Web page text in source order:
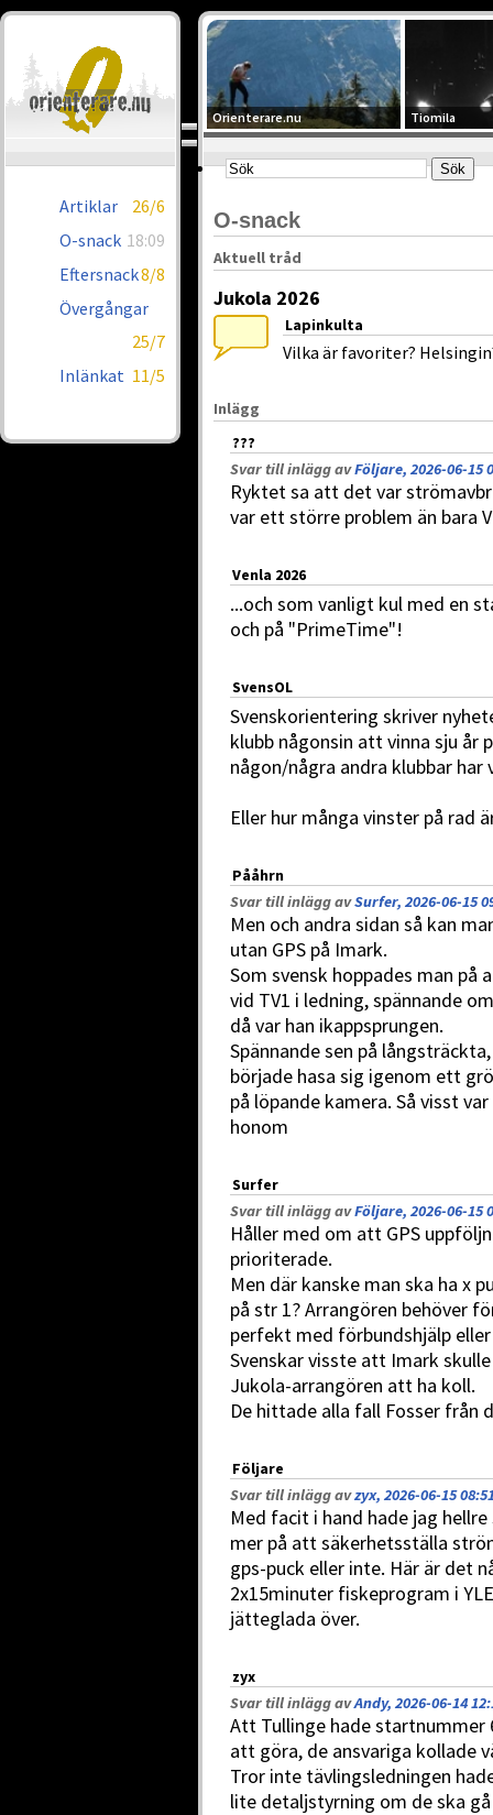
Artiklar
26/6
O-snack 18:09
Eftersnack8/8
Övergångar
25/7
Inlänkat 11/5
Orienterare.nu Tiomila
O-snack
Aktuell tråd
Jukola 2026
Lapinkulta
Vilka är favoriter?
Inlägg
???
Svar till inlägg avFöljare, 2026-06-15
Ryktet sa att det var
var ett större problem än bara
Venla 2026
...och som vanligt kul med en
och på "PrimeTime"!
SvensOL
Svenskorientering skriver
klubb någonsin att vinna sju år
någon/några andra klubbar har
Eller hur många vinster på rad
Pååhrn
Svar till inlägg avSurfer, 2026-06-15
Men och andra sidan så kan
utan GPS på Imark.
Som svensk hoppades man på
vid TV1 i ledning, spännande
då var han ikappsprungen.
Spännande sen på
började hasa sig igenom ett
på löpande kamera. Så visst
honom
Surfer
Svar till inlägg avFöljare, 2026-06-15
Håller med om att GPS
prioriterade.
Men där kanske man ska ha x
på str 1? Arrangören behöver
perfekt med förbundshjälp
Svenskar visste att Imark
Jukola-arrangören att ha koll.
De hittade alla fall Fosser från
Följare
Svar till inlägg avzyx, 2026-06-15
Med facit i hand hade jag
mer på att säkerhetsställa
gps-puck eller inte. Här är det
2x15minuter fiskeprogram i
jätteglada över.
zyx
Svar till inlägg avAndy, 2026-06-14
Att Tullinge hade startnummer
att göra, de ansvariga kollade
Tror inte tävlingsledningen
lite detaljstyrning om de ska